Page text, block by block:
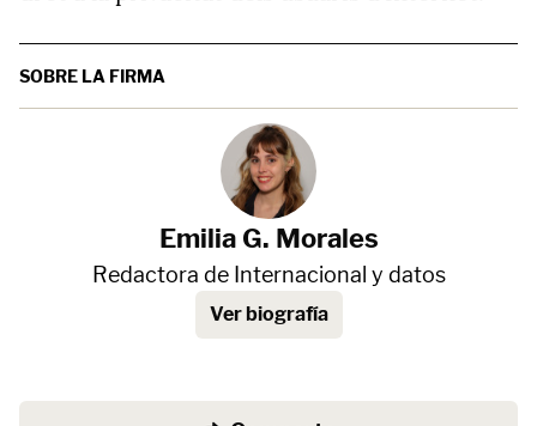
SOBRE LA FIRMA
Emilia G. Morales
Redactora de Internacional y datos
Ver biografía